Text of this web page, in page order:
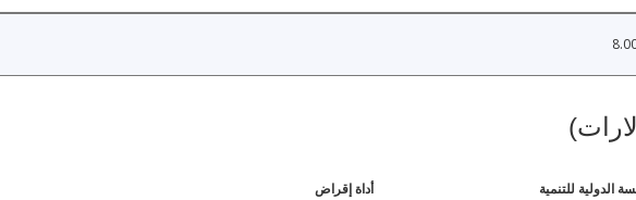
الدولية للتنمية أداة إقراض